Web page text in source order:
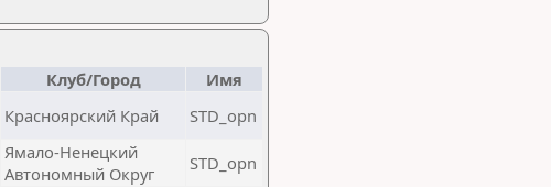
Клуб/Город
Имя
Красноярский Край STD_opn
Ямало-Ненецкий
Автономный Округ
STD_opn